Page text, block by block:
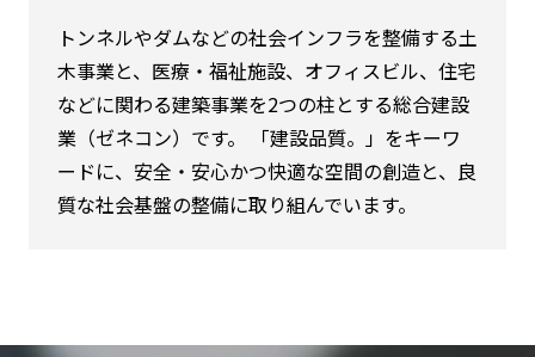
トンネルやダムなどの社会インフラを整備する土
木事業と、医療・福祉施設、オフィスビル、住宅
などに関わる建築事業を2つの柱とする総合建設
業（ゼネコン）です。 「建設品質。」をキーワ
ードに、安全・安心かつ快適な空間の創造と、良
質な社会基盤の整備に取り組んでいます。